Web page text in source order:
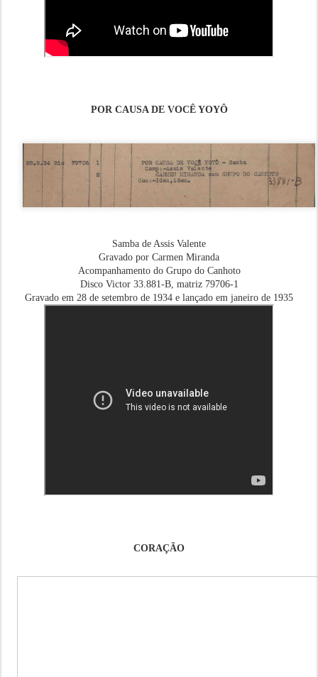
POR CAUSA DE VOCÊ YOYÔ
Samba de Assis Valente
Gravado por Carmen Miranda
Acompanhamento do Grupo do Canhoto
Disco Victor 33.881-B, matriz 79706-1
Gravado em 28 de setembro de 1934 e lançado em janeiro de 1935
CORAÇÃO